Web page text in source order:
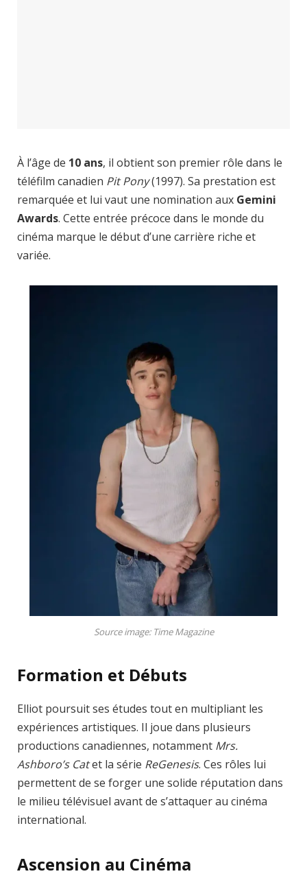
À l’âge de 10 ans, il obtient son premier rôle dans le
téléfilm canadien Pit Pony(1997). Sa prestation est
remarquée et lui vaut une nomination aux Gemini
Awards. Cette entrée précoce dans le monde du
cinéma marque le début d’une carrière riche et
variée.
Source image: Time Magazine
Formation et Débuts
Elliot poursuit ses études tout en multipliant les
expériences artistiques. Il joue dans plusieurs
productions canadiennes, notamment Mrs.
Ashboro’s Catet la série ReGenesis. Ces rôles lui
permettent de se forger une solide réputation dans
le milieu télévisuel avant de s’attaquer au cinéma
international.
Ascension au Cinéma